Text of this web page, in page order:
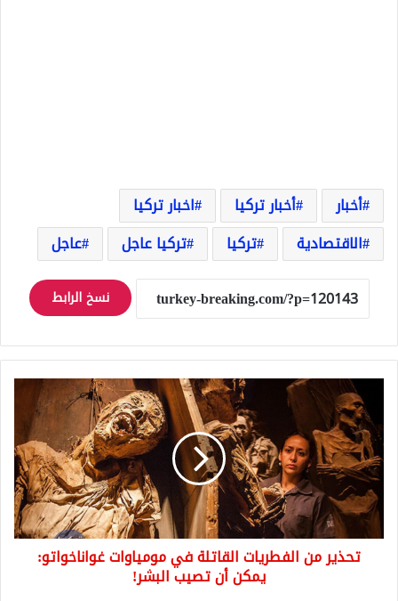
أخبار أخبار تركيا
اخبار تركيا
الاقتصادية
تركيا تركيا عاجل عاجل
نسخ الرابط
الفطريات
القاتلة
في
مومياوات
غواناخواتو:
يمكن
أن
تصيبتحذير من الفطريات القاتلة في مومياوات غواناخواتو:
يمكن أن تصيب البشر!